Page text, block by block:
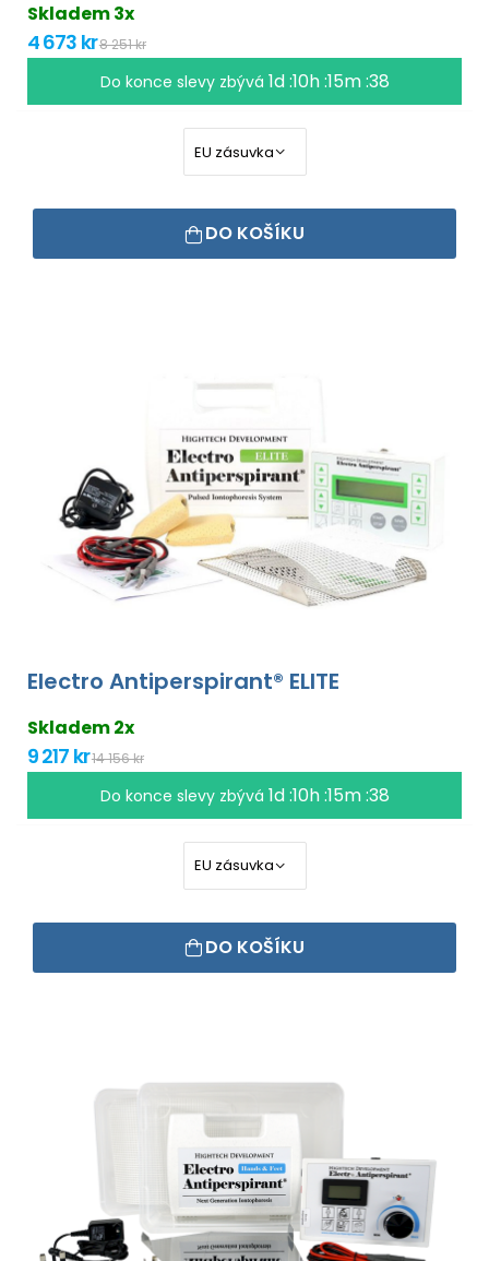
Skladem 3x
4 673 kr8 251 kr
Do konce slevy zbývá 1d :10h :15m :37
DO KOŠÍKU
Electro Antiperspirant® ELITE
Skladem 2x
9 217 kr14 156 kr
Do konce slevy zbývá 1d :10h :15m :37
DO KOŠÍKU